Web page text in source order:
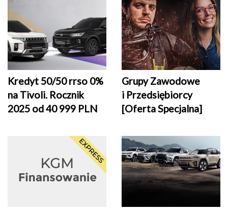
Kredyt 50/50 rrso 0%
na Tivoli. Rocznik
2025 od 40 999 PLN
Grupy Zawodowe
i Przedsiębiorcy
[Oferta Specjalna]